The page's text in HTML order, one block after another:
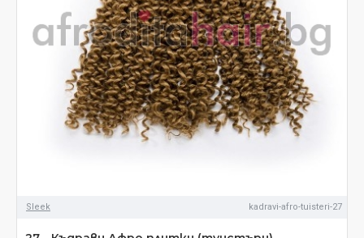
Sleek kadravi-afro-tuisteri-27